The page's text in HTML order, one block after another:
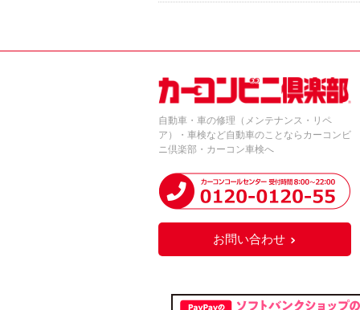
自動車・車の修理（メンテナンス・リペ
ア）・車検など自動車のことならカーコンビ
ニ倶楽部・カーコン車検へ
お問い合わせ